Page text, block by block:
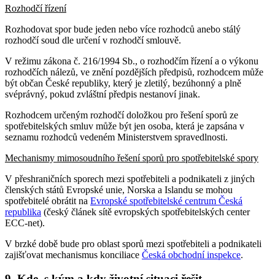
Rozhodčí řízení
Rozhodovat spor bude jeden nebo více rozhodců anebo stálý
rozhodčí soud dle určení v rozhodčí smlouvě.
V režimu zákona č. 216/1994 Sb., o rozhodčím řízení a o výkonu
rozhodčích nálezů, ve znění pozdějších předpisů, rozhodcem může
být občan České republiky, který je zletilý, bezúhonný a plně
svéprávný, pokud zvláštní předpis nestanoví jinak.
Rozhodcem určeným rozhodčí doložkou pro řešení sporů ze
spotřebitelských smluv může být jen osoba, která je zapsána v
seznamu rozhodců vedeném Ministerstvem spravedlnosti.
Mechanismy mimosoudního řešení sporů pro spotřebitelské spory
V přeshraničních sporech mezi spotřebiteli a podnikateli z jiných
členských států Evropské unie, Norska a Islandu se mohou
spotřebitelé obrátit na Evropské spotřebitelské centrum Česká
republika (český článek sítě evropských spotřebitelských center
ECC-net).
V brzké době bude pro oblast sporů mezi spotřebiteli a podnikateli
zajišťovat mechanismus konciliace Česká obchodní inspekce.